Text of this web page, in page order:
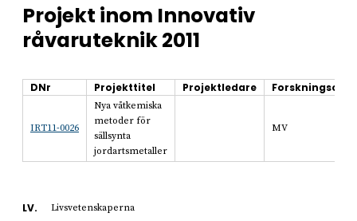
Projekt inom Innovativ
råvaruteknik 2011
DNr Projekttitel Projektledare
IRT11-0026
Nya våtkemiska
metoder för
sällsynta
jordartsmetaller
MV
LV. Livsvetenskaperna